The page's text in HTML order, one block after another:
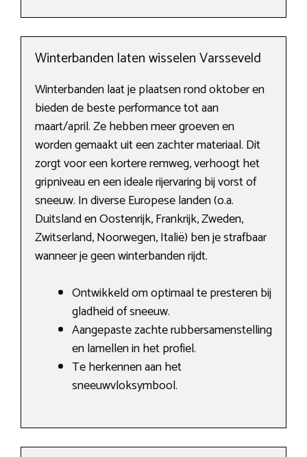
Winterbanden laten wisselen Varsseveld
Winterbanden laat je plaatsen rond oktober en
bieden de beste performance tot aan
maart/april. Ze hebben meer groeven en
worden gemaakt uit een zachter materiaal. Dit
zorgt voor een kortere remweg, verhoogt het
gripniveau en een ideale rijervaring bij vorst of
sneeuw. In diverse Europese landen (o.a.
Duitsland en Oostenrijk, Frankrijk, Zweden,
Zwitserland, Noorwegen, Italië) ben je strafbaar
wanneer je geen winterbanden rijdt.
Ontwikkeld om optimaal te presteren bij
gladheid of sneeuw.
Aangepaste zachte rubbersamenstelling
en lamellen in het profiel.
Te herkennen aan het
sneeuwvloksymbool.